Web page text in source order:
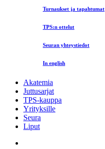
Turnaukset ja tapahtumat
TPS:n ottelut
Seuran yhteystiedot
In english
Akatemia
Juttusarjat
TPS-kauppa
Yrityksille
Seura
Liput